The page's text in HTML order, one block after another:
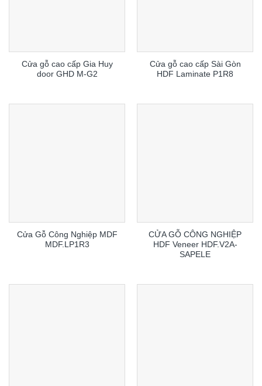
Cửa gỗ cao cấp Gia Huy
door GHD M-G2
Cửa gỗ cao cấp Sài Gòn
HDF Laminate P1R8
Cửa Gỗ Công Nghiệp MDF
MDF.LP1R3
CỬA GỖ CÔNG NGHIỆP
HDF Veneer HDF.V2A-
SAPELE